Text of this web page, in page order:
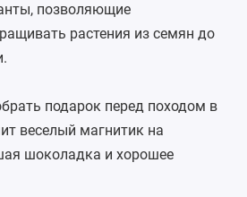
позволяющие
растения из семян до
подарок перед походом в
веселый магнитик на
шоколадка и хорошее